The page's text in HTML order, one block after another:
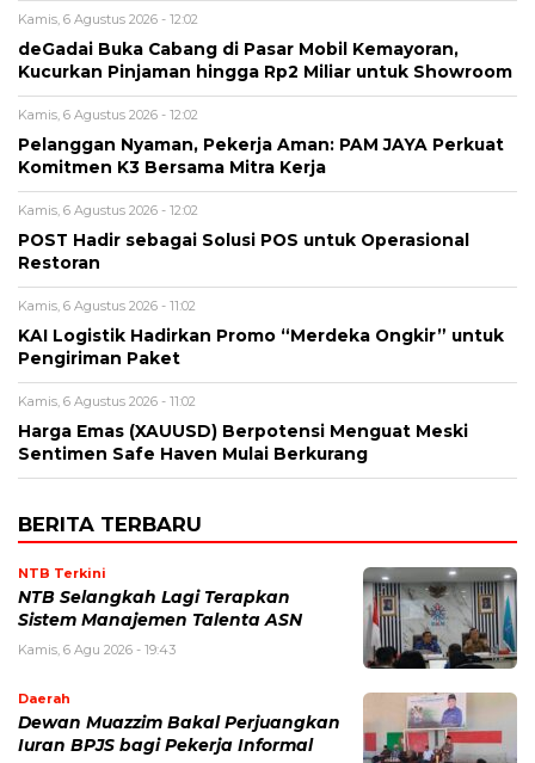
Kamis, 6 Agustus 2026 - 12:02
deGadai Buka Cabang di Pasar Mobil Kemayoran,
Kucurkan Pinjaman hingga Rp2 Miliar untuk Showroom
Kamis, 6 Agustus 2026 - 12:02
Pelanggan Nyaman, Pekerja Aman: PAM JAYA Perkuat
Komitmen K3 Bersama Mitra Kerja
Kamis, 6 Agustus 2026 - 12:02
POST Hadir sebagai Solusi POS untuk Operasional
Restoran
Kamis, 6 Agustus 2026 - 11:02
KAI Logistik Hadirkan Promo “Merdeka Ongkir” untuk
Pengiriman Paket
Kamis, 6 Agustus 2026 - 11:02
Harga Emas (XAUUSD) Berpotensi Menguat Meski
Sentimen Safe Haven Mulai Berkurang
BERITA TERBARU
NTB Terkini
NTB Selangkah Lagi Terapkan
Sistem Manajemen Talenta ASN
Kamis, 6 Agu 2026 - 19:43
Daerah
Dewan Muazzim Bakal Perjuangkan
Iuran BPJS bagi Pekerja Informal